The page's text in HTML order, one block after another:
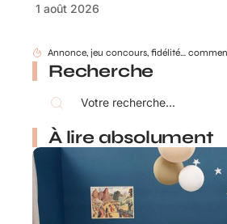
1 août 2026
Recherche
À lire absolument